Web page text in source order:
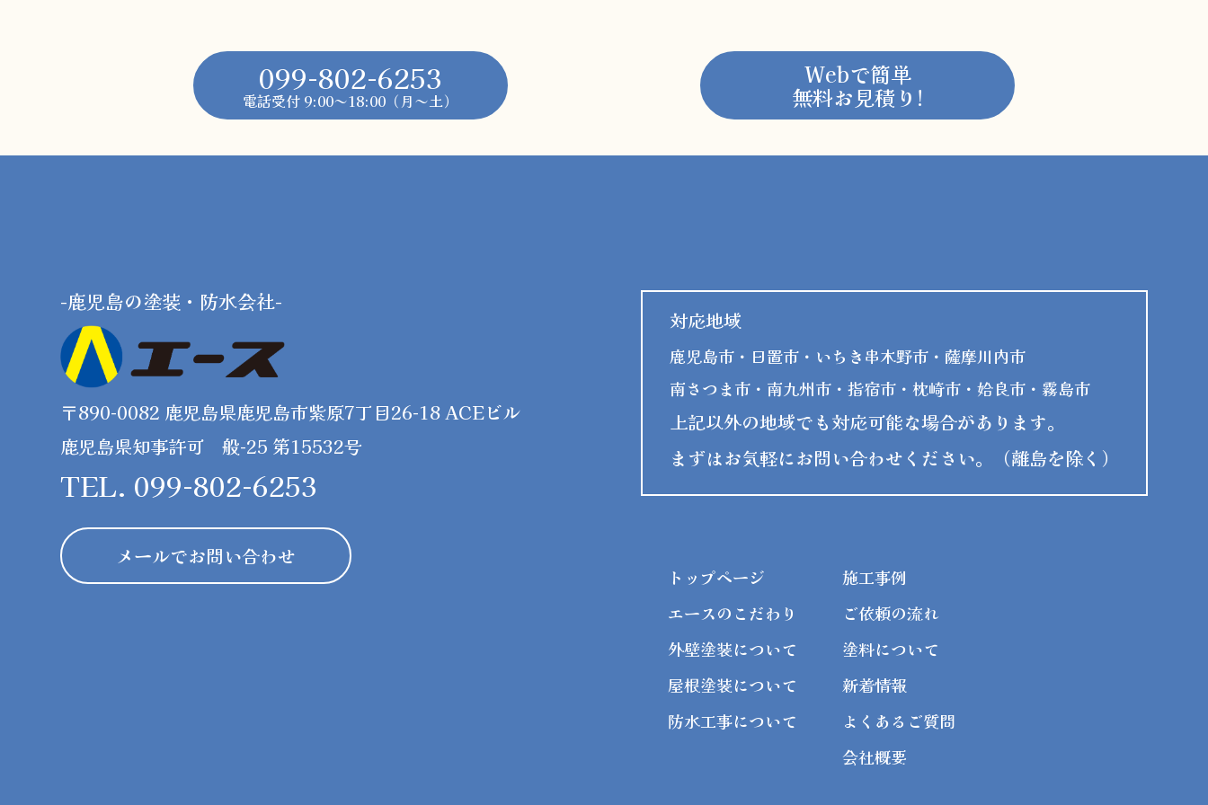
099-802-6253
電話受付 9:00～18:00（月～土）
Webで簡単
無料お見積り!
-鹿児島の塗装・防水会社-
〒890-0082 鹿児島県鹿児島市紫原7丁目26-18 ACEビル
鹿児島県知事許可 般-25 第15532号
TEL. 099-802-6253
メールでお問い合わせ
対応地域
鹿児島市・日置市・いちき串木野市・薩摩川内市
南さつま市・南九州市・指宿市・枕崎市・姶良市・霧島市
上記以外の地域でも対応可能な場合があります。
まずはお気軽にお問い合わせください。（離島を除く）
トップページ
エースのこだわり
外壁塗装について
屋根塗装について
防水工事について
施工事例
ご依頼の流れ
塗料について
新着情報
よくあるご質問
会社概要